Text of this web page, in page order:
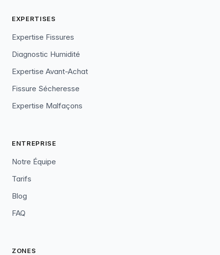
EXPERTISES
Expertise Fissures
Diagnostic Humidité
Expertise Avant-Achat
Fissure Sécheresse
Expertise Malfaçons
ENTREPRISE
Notre Équipe
Tarifs
Blog
FAQ
ZONES